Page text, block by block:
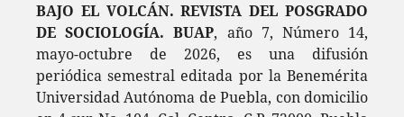
BAJO EL VOLCÁN. REVISTA DEL POSGRADO
DE SOCIOLOGÍA. BUAP, año 7, Número 14,
mayo-octubre de 2026, es una difusión
periódica semestral editada por la Benemérita
Universidad Autónoma de Puebla, con domicilio